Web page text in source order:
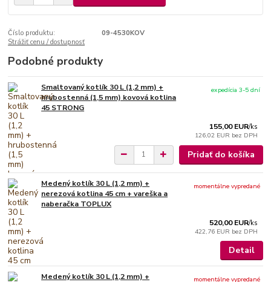
Číslo produktu:
09-4530KOV
Strážiť cenu / dostupnosť
Podobné produkty
Smaltovaný kotlík 30 L (1,2 mm) +
hrubostenná (1,5 mm) kovová kotlina
45 STRONG
155,00 EUR/ks
126,02 EUR bez DPH
expedícia 3-5 dní
Pridať do košíka
Medený kotlík 30 L (1,2 mm) +
nerezová kotlina 45 cm + vareška a
naberačka TOPLUX
520,00 EUR/ks
422,76 EUR bez DPH
momentálne vypredané
Detail
Medený kotlík 30 L (1,2 mm) +
momentálne vypredané